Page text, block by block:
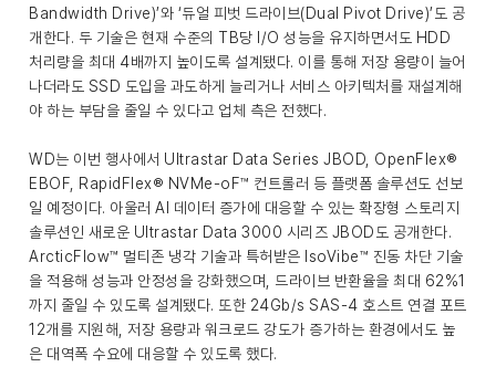
Bandwidth Drive)’와 ‘듀얼 피벗 드라이브(Dual Pivot Drive)’도 공
개한다. 두 기술은 현재 수준의 TB당 I/O 성능을 유지하면서도 HDD
처리량을 최대 4배까지 높이도록 설계됐다. 이를 통해 저장 용량이 늘어
나더라도 SSD 도입을 과도하게 늘리거나 서비스 아키텍처를 재설계해
야 하는 부담을 줄일 수 있다고 업체 측은 전했다.
WD는 이번 행사에서 Ultrastar Data Series JBOD, OpenFlex®
EBOF, RapidFlex® NVMe-oF™ 컨트롤러 등 플랫폼 솔루션도 선보
일 예정이다. 아울러 AI 데이터 증가에 대응할 수 있는 확장형 스토리지
솔루션인 새로운 Ultrastar Data 3000 시리즈 JBOD도 공개한다.
ArcticFlow™ 멀티존 냉각 기술과 특허받은 IsoVibe™ 진동 차단 기술
을 적용해 성능과 안정성을 강화했으며, 드라이브 반환율을 최대 62%1
까지 줄일 수 있도록 설계됐다. 또한 24Gb/s SAS-4 호스트 연결 포트
12개를 지원해, 저장 용량과 워크로드 강도가 증가하는 환경에서도 높
은 대역폭 수요에 대응할 수 있도록 했다.